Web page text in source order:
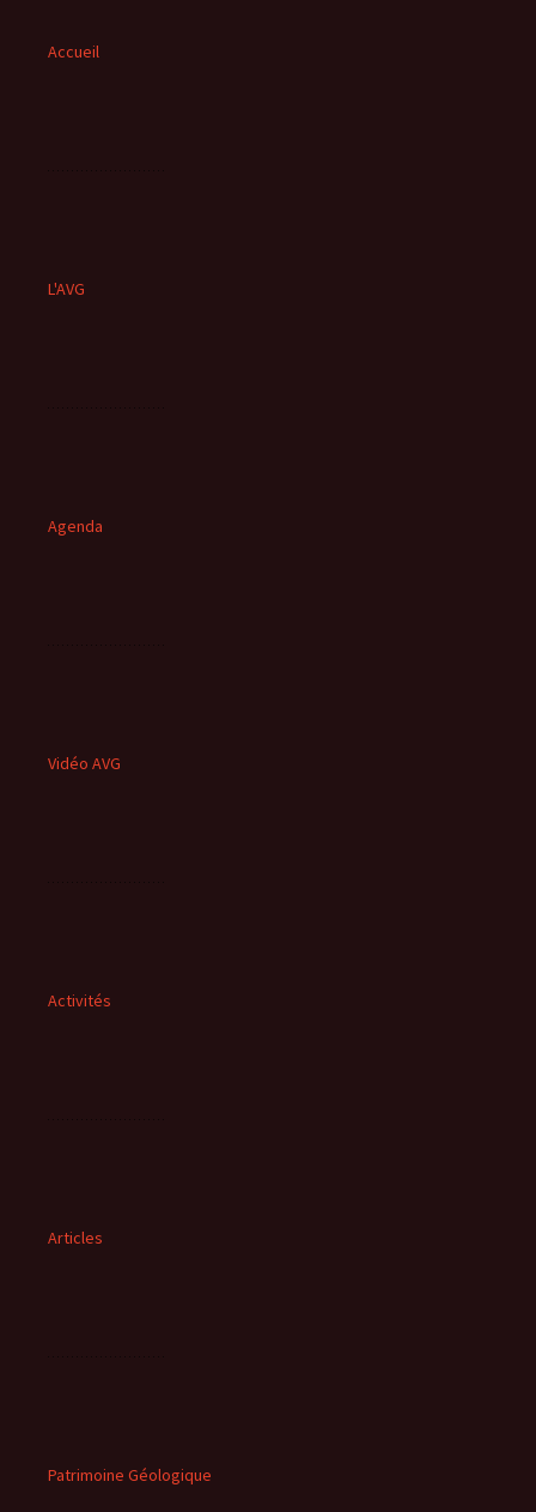
Accueil
L'AVG
Agenda
Vidéo AVG
Activités
Articles
Patrimoine Géologique